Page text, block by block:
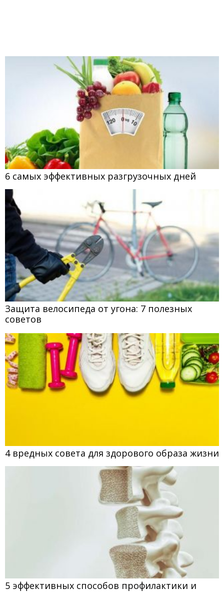
6 самых эффективных разгрузочных дней
Защита велосипеда от угона: 7 полезных
советов
4 вредных совета для здорового образа жизни
5 эффективных способов профилактики и